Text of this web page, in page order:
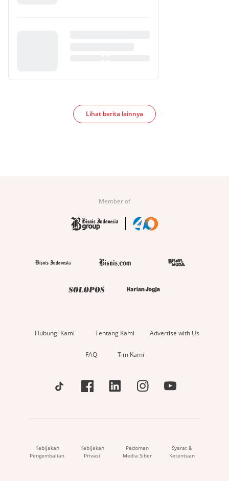
Lihat berita lainnya
Member of
Hubungi Kami Tentang Kami Advertise with Us
FAQ Tim Kami
Kebijakan
Pengembalian
Kebijakan
Privasi
Pedoman
Media Siber
Syarat &
Ketentuan